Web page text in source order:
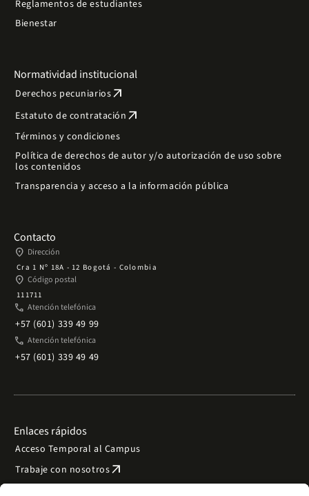
Reglamentos de estudiantes
Bienestar
Normatividad institucional
Derechos pecuniariosarrow_outward
Estatuto de contratación arrow_outward
Términos y condiciones
Política de derechos de autor y/o autorización de uso sobre
los contenidos
Transparencia y acceso a la información pública
Contacto
place Dirección
Cra 1 Nº 18A - 12 Bogotá - Colombia
place Código postal
111711
phone Atención telefónica
+57 (601) 339 49 99
phone Atención telefónica
+57 (601) 339 49 49
Enlaces rápidos
Acceso Temporal al Campus
Trabaje con nosotrosarrow_outward